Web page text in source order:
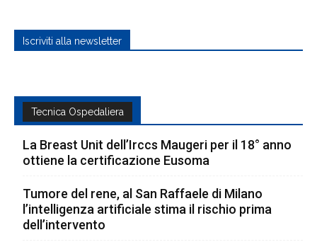
Iscriviti alla newsletter
Tecnica Ospedaliera
La Breast Unit dell’Irccs Maugeri per il 18° anno
ottiene la certificazione Eusoma
Tumore del rene, al San Raffaele di Milano
l’intelligenza artificiale stima il rischio prima
dell’intervento